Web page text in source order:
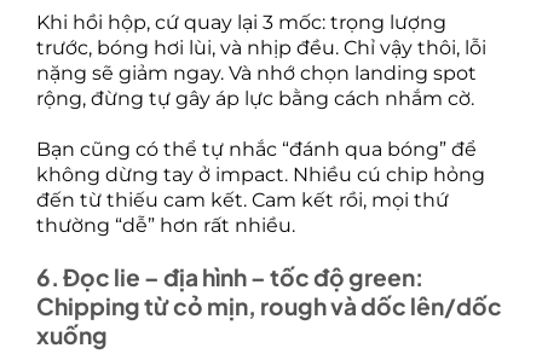
Khi hồi hộp, cứ quay lại 3 mốc: trọng lượng
trước, bóng hơi lùi, và nhịp đều. Chỉ vậy thôi, lỗi
nặng sẽ giảm ngay. Và nhớ chọn landing spot
rộng, đừng tự gây áp lực bằng cách nhắm cờ.
Bạn cũng có thể tự nhắc “đánh qua bóng” để
không dừng tay ở impact. Nhiều cú chip hỏng
đến từ thiếu cam kết. Cam kết rồi, mọi thứ
thường “dễ” hơn rất nhiều.
6. Đọc lie – địa hình – tốc độ green:
Chipping từ cỏ mịn, rough và dốc lên/dốc
xuống